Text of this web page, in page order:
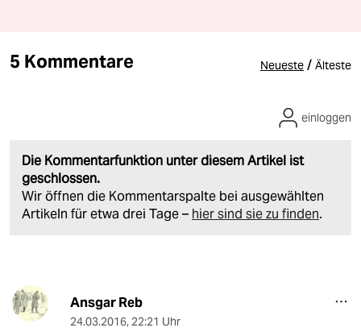
5 Kommentare Neueste / Älteste
Die Kommentarfunktion unter diesem Artikel ist
geschlossen.
Wir öffnen die Kommentarspalte bei ausgewählten
Artikeln für etwa drei Tage – hier sind sie zu finden.
einloggen
Ansgar Reb
24.03.2016, 22:21 Uhr